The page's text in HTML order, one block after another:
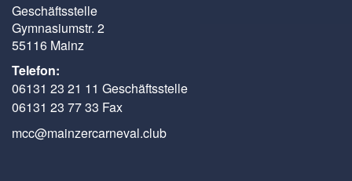
Geschäftsstelle
Gymnasiumstr. 2
55116 Mainz
Telefon:
06131 23 21 11 Geschäftsstelle
06131 23 77 33 Fax
mcc@mainzercarneval.club